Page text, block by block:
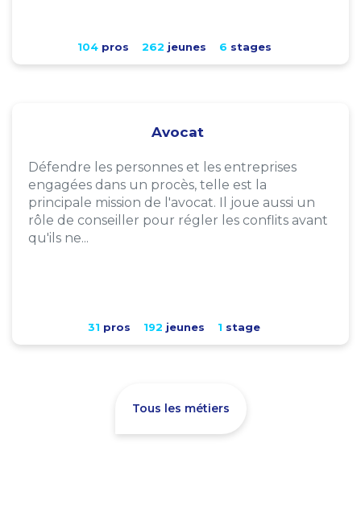
104pros 262 jeunes 6 stages
Avocat
Défendre les personnes et les entreprises
engagées dans un procès, telle est la
principale mission de l'avocat. Il joue aussi un
rôle de conseiller pour régler les conflits avant
qu'ils ne...
31 pros 192 jeunes 1 stage
Tous les métiers